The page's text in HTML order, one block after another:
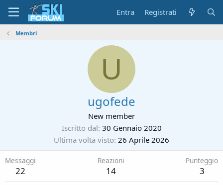
Entra Registrati
Membri
U
ugofede
New member
Iscritto dal 30 Gennaio 2020
Ultima volta visto 26 Aprile 2026
Messaggi
22
Reazioni
14
Punteggio
3